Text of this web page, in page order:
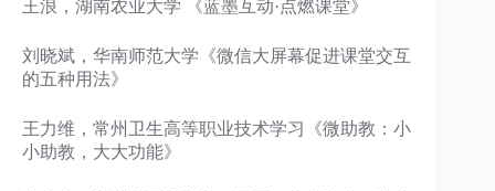
王浪，湖南农业大学 《蓝墨互动·点燃课堂》
刘晓斌，华南师范大学《微信大屏幕促进课堂交互
的五种用法》
王力维，常州卫生高等职业技术学习《微助教：小
小助教，大大功能》